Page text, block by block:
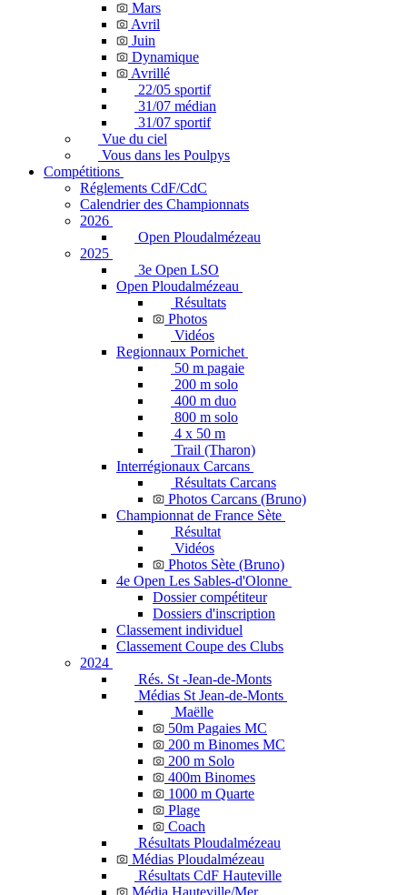
Mars
Avril
Juin
Dynamique
Avrillé
22/05 sportif
31/07 médian
31/07 sportif
Vue du ciel
Vous dans les Poulpys
Compétitions
Réglements CdF/CdC
Calendrier des Championnats
2026
Open Ploudalmézeau
2025
3e Open LSO
Open Ploudalmézeau
Résultats
Photos
Vidéos
Regionnaux Pornichet
50 m pagaie
200 m solo
400 m duo
800 m solo
4 x 50 m
Trail (Tharon)
Interrégionaux Carcans
Résultats Carcans
Photos Carcans (Bruno)
Championnat de France Sète
Résultat
Vidéos
Photos Sète (Bruno)
4e Open Les Sables-d'Olonne
Dossier compétiteur
Dossiers d'inscription
Classement individuel
Classement Coupe des Clubs
2024
Rés. St -Jean-de-Monts
Médias St Jean-de-Monts
Maëlle
50m Pagaies MC
200 m Binomes MC
200 m Solo
400m Binomes
1000 m Quarte
Plage
Coach
Résultats Ploudalmézeau
Médias Ploudalmézeau
Résultats CdF Hauteville
Média Hauteville/Mer